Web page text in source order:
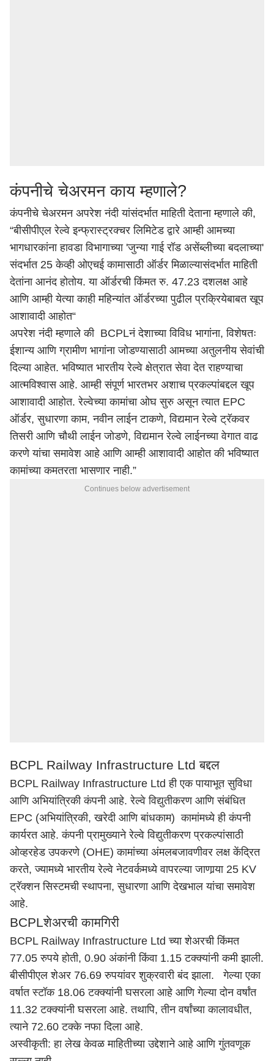
कंपनीचे चेअरमन काय म्हणाले?
कंपनीचे चेअरमन अपरेश नंदी यांसंदर्भात माहिती देताना म्हणाले की,
“बीसीपीएल रेल्वे इन्फ्रास्ट्रक्चर लिमिटेड द्वारे आम्ही आमच्या
भागधारकांना हावडा विभागाच्या 'जुन्या गाई रॉड असेंब्लीच्या बदलाच्या'
संदर्भात 25 केव्ही ओएचई कामासाठी ऑर्डर मिळाल्यासंदर्भात माहिती
देतांना आनंद होतोय. या ऑर्डरची किंमत रु. 47.23 दशलक्ष आहे
आणि आम्ही येत्या काही महिन्यांत ऑर्डरच्या पुढील प्रक्रियेबाबत खूप
आशावादी आहोत“
अपरेश नंदी म्हणाले की BCPLनं देशाच्या विविध भागांना, विशेषतः
ईशान्य आणि ग्रामीण भागांना जोडण्यासाठी आमच्या अतुलनीय सेवांची
दिल्या आहेत. भविष्यात भारतीय रेल्वे क्षेत्रात सेवा देत राहण्याचा
आत्मविश्वास आहे. आम्ही संपूर्ण भारतभर अशाच प्रकल्पांबद्दल खूप
आशावादी आहोत. रेल्वेच्या कामांचा ओघ सुरु असून त्यात EPC
ऑर्डर, सुधारणा काम, नवीन लाईन टाकणे, विद्यमान रेल्वे ट्रॅकवर
तिसरी आणि चौथी लाईन जोडणे, विद्यमान रेल्वे लाईनच्या वेगात वाढ
करणे यांचा समावेश आहे आणि आम्ही आशावादी आहोत की भविष्यात
कामांच्या कमतरता भासणार नाही.”
Continues below advertisement
BCPL Railway Infrastructure Ltd बद्दल
BCPL Railway Infrastructure Ltd ही एक पायाभूत सुविधा
आणि अभियांत्रिकी कंपनी आहे. रेल्वे विद्युतीकरण आणि संबंधित
EPC (अभियांत्रिकी, खरेदी आणि बांधकाम) कामांमध्ये ही कंपनी
कार्यरत आहे. कंपनी प्रामुख्याने रेल्वे विद्युतीकरण प्रकल्पांसाठी
ओव्हरहेड उपकरणे (OHE) कामांच्या अंमलबजावणीवर लक्ष केंद्रित
करते, ज्यामध्ये भारतीय रेल्वे नेटवर्कमध्ये वापरल्या जाणार्‍या 25 KV
ट्रॅक्शन सिस्टमची स्थापना, सुधारणा आणि देखभाल यांचा समावेश
आहे.
BCPLशेअरची कामगिरी
BCPL Railway Infrastructure Ltd च्या शेअरची किंमत
77.05 रुपये होती, 0.90 अंकांनी किंवा 1.15 टक्क्यांनी कमी झाली.
बीसीपीएल शेअर 76.69 रुपयांवर शुक्रवारी बंद झाला. गेल्या एका
वर्षात स्टॉक 18.06 टक्क्यांनी घसरला आहे आणि गेल्या दोन वर्षांत
11.32 टक्क्यांनी घसरला आहे. तथापि, तीन वर्षांच्या कालावधीत,
त्याने 72.60 टक्के नफा दिला आहे.
अस्वीकृती: हा लेख केवळ माहितीच्या उद्देशाने आहे आणि गुंतवणूक